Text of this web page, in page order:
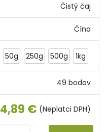
Čistý čaj
Čína
50g 250g 500g 1kg
49 bodov
4,89 € (Neplatci DPH)